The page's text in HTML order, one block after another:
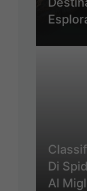
Di
Al